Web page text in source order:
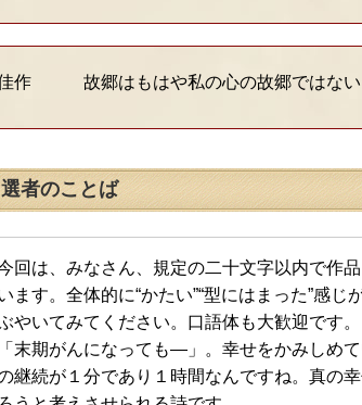
作 故郷はもはや私の心の故郷では
選者のことば
回は、みなさん、規定の二十文字以内で作
ます。全体的に“かたい”“型にはまった”感
やいてみてください。口語体も大歓迎です。
「末期がんになっても―」。幸せをかみしめ
継続が１分であり１時間なんですね。真の